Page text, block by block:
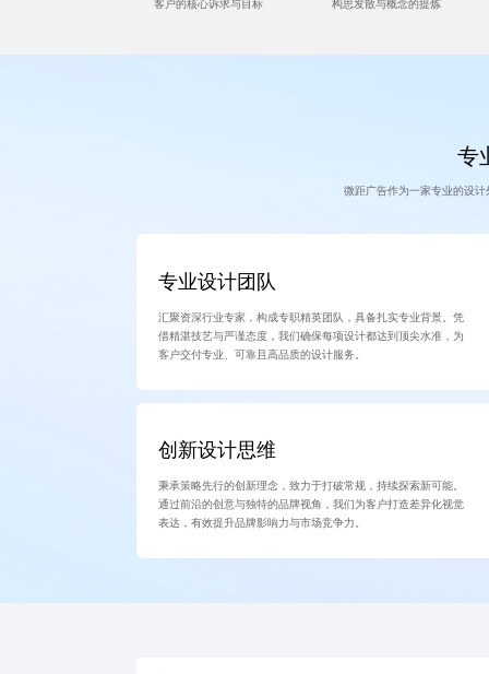
客户的核心诉求与目标
构思发散与概念的提炼
专
微距广告作为一家专业的设
专业设计团队
汇聚资深行业专家，构成专职精英团队，具备扎实专业背景。凭
借精湛技艺与严谨态度，我们确保每项设计都达到顶尖水准，为
客户交付专业、可靠且高品质的设计服务。
创新设计思维
秉承策略先行的创新理念，致力于打破常规，持续探索新可能。
通过前沿的创意与独特的品牌视角，我们为客户打造差异化视觉
表达，有效提升品牌影响力与市场竞争力。